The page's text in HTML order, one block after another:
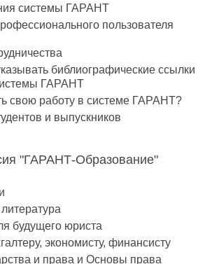
системы ГАРАНТ
пользователя
библиографические ссылки
ГАРАНТ
свою работу в системе ГАРАНТ?
и выпускников
"ГАРАНТ-Образование"
будущего юриста
экономисту, финансисту
и права и Основы права